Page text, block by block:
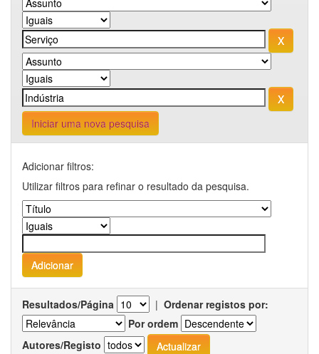
Iniciar uma nova pesquisa
Adicionar filtros:
Utilizar filtros para refinar o resultado da pesquisa.
Resultados/Página | Ordenar registos por:
Por ordem
Autores/Registo